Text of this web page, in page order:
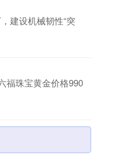
建设机械韧性“突
福珠宝黄金价格990